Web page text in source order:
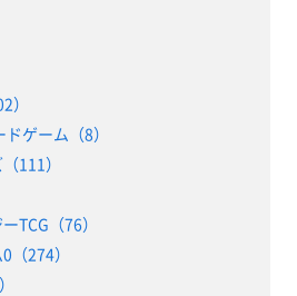
）
ゲーム（8）
111）
TCG（76）
（274）